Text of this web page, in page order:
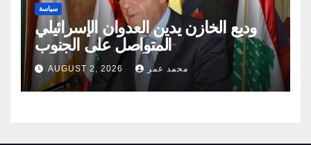
سياسة
وديع الخازن يدين العدوان الإسرائيلي
المتواصل على الجنوب
AUGUST 2, 2026 محمد عمر